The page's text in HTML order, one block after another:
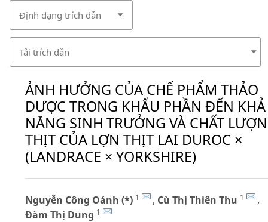
Định dạng trích dẫn
Tải trích dẫn
ẢNH HƯỞNG CỦA CHẾ PHẨM THẢO
DƯỢC TRONG KHẨU PHẦN ĐẾN KHẢ
NĂNG SINH TRƯỞNG VÀ CHẤT
THỊT CỦA LỢN THỊT LAI DUROC ×
(LANDRACE × YORKSHIRE)
Nguyễn Công Oánh (*) 1 , Cù Thị Thiên Thu 1
,
Đàm Thị Dung 1